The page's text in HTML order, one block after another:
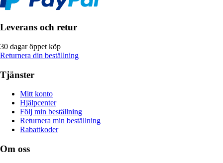
Leverans och retur
30 dagar öppet köp
Returnera din beställning
Tjänster
Mitt konto
Hjälpcenter
Följ min beställning
Returnera min beställning
Rabattkoder
Om oss